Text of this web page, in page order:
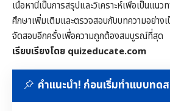
เนื้อหานี้เป็นการสรุปและวิเคราะห์เพื่อเป็นแน
ศึกษาเพิ่มเติมและตรวจสอบกับบทความอย่าง
จัดสอบอีกครั้งเพื่อความถูกต้องสมบูรณ์ที่สุด
เรียบเรียงโดย quizeducate.com
คำแนะนำ! ก่อนเริ่มทำแบบทด